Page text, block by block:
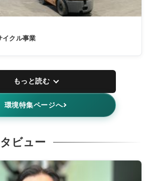
イクル事業
もっと読む
環境特集ページへ
ビュー